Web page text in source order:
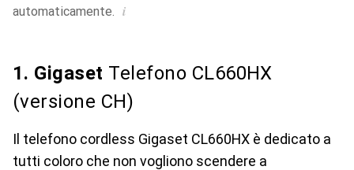
automaticamente. i
1. Gigaset Telefono CL660HX
(versione CH)
Il telefono cordless Gigaset CL660HX è dedicato a
tutti coloro che non vogliono scendere a